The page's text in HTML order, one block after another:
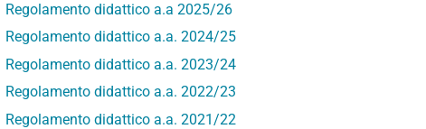
Regolamento didattico a.a 2025/26
Regolamento didattico a.a. 2024/25
Regolamento didattico a.a. 2023/24
Regolamento didattico a.a. 2022/23
Regolamento didattico a.a. 2021/22